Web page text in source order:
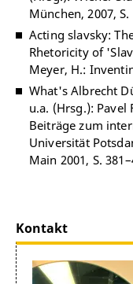
München, 2007, S.
Acting slavsky:
Rhetoricity of
Meyer, H.:
What's Albrecht
u.a. (Hrsg.):
Beiträge zum
Universität
Main 2001, S.
Kontakt